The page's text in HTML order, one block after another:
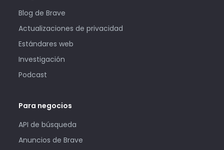
Blog de Brave
Actualizaciones de privacidad
Estándares web
Investigación
Podcast
Para negocios
API de búsqueda
Anuncios de Brave